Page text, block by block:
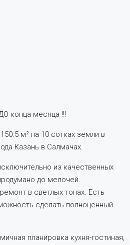
конца месяца !!!
м² на 10 сотках земли в
Казань в Салмачах.
из качественных
до мелочей.
в светлых тонах. Есть
сделать полноценный
планировка кухня-гостиная,